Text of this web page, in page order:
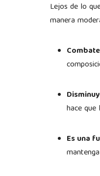
Lejos de lo
manera
hace
Es una